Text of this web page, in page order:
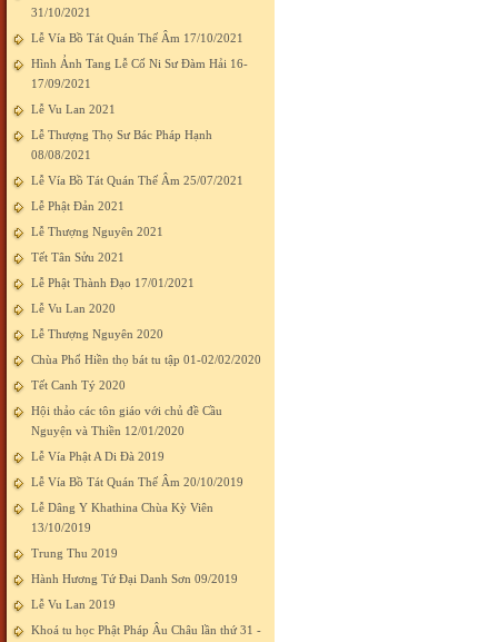
31/10/2021
Lễ Vía Bồ Tát Quán Thế Âm 17/10/2021
Hình Ảnh Tang Lễ Cố Ni Sư Đàm Hải 16-
17/09/2021
Lễ Vu Lan 2021
Lễ Thượng Thọ Sư Bác Pháp Hạnh
08/08/2021
Lễ Vía Bồ Tát Quán Thế Âm 25/07/2021
Lễ Phật Đản 2021
Lễ Thượng Nguyên 2021
Tết Tân Sửu 2021
Lễ Phật Thành Đạo 17/01/2021
Lễ Vu Lan 2020
Lễ Thượng Nguyên 2020
Chùa Phổ Hiền thọ bát tu tập 01-02/02/2020
Tết Canh Tý 2020
Hội thảo các tôn giáo với chủ đề Cầu
Nguyện và Thiền 12/01/2020
Lễ Vía Phật A Di Đà 2019
Lễ Vía Bồ Tát Quán Thế Âm 20/10/2019
Lễ Dâng Y Khathina Chùa Kỳ Viên
13/10/2019
Trung Thu 2019
Hành Hương Tứ Đại Danh Sơn 09/2019
Lễ Vu Lan 2019
Khoá tu học Phật Pháp Âu Châu lần thứ 31 -